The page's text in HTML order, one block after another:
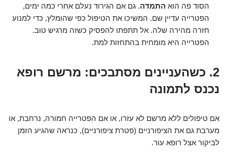
הסוד פה הוא התמדה. גם אם הגירוד נעלם אחרי כמה ימים,
הפטרייה עדיין שם. המשיכו את הטיפול כפי שהומלץ, כדי למנוע
חזרה מהירה שלה. אל תתפתו להפסיק כשזה מרגיש טוב.
הפטרייה היא מומחית בהתחזות למת.
2. כשהעניינים מסתבכים: מרשם רופא
נכנס לתמונה
אם טיפולים ללא מרשם לא עזרו, או אם הפטרייה חמורה, נרחבת, או
מערבת גם את הציפורניים (פטרת ציפורניים), כנראה שהגיע הזמן
לביקור אצל רופא עור.